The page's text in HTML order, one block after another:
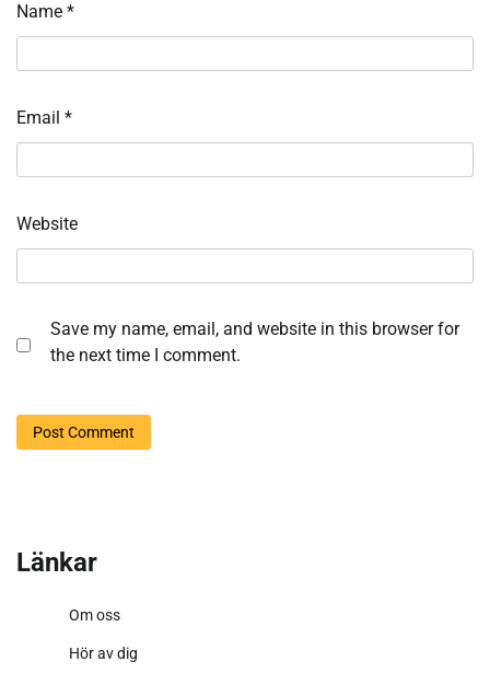
Name *
Email *
Website
Save my name, email, and website in this browser for
the next time I comment.
Länkar
Om oss
Hör av dig